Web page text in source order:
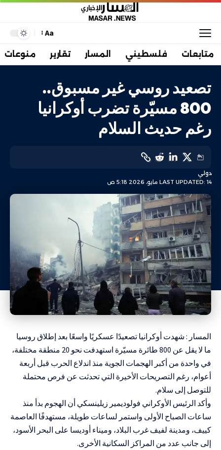
Aa
متابعات فلسطيني المسار تقارير منوعات
تصعيد روسي غير مسبوق..
800 مسيّرة تضرب أوكرانيا
رغم حديث السلام
LAST UPDATED: 14 مايو، 2026 5:18 ص
دولي
المسار : شهدت أوكرانيا تصعيدًا عسكريًا واسعًا بعد إطلاق روسيا
ما لا يقل عن 800 طائرة مسيّرة استهدفت نحو 20 منطقة مختلفة،
في واحدة من أكبر الهجمات الجوية منذ اندلاع الحرب قبل أربعة
أعوام، رغم التصريحات الأخيرة التي تحدثت عن فرص محتملة
للتوصل إلى سلام.
وأكد الرئيس الأوكراني فولوديمير زيلينسكي أن الهجوم بدأ منذ
ساعات الصباح الأولى واستمر لساعات طويلة، مستهدفًا العاصمة
كييف، ومدينة لفيف غرب البلاد، وميناء أوديسا على البحر الأسود،
إلى جانب عدد من المراكز السكانية الأخرى.